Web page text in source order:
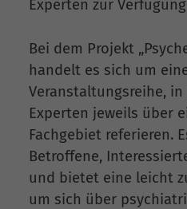
Experten zur
Bei dem Projekt
handelt es sich um
Veranstaltungsreihe,
Experten jeweils über
Fachgebiet referieren.
Betroffene,
und bietet eine leicht
um sich über